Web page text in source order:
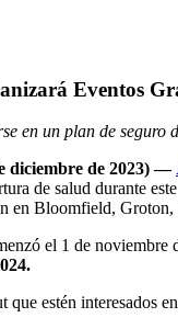
Eventos
en un plan de seguro
diciembre de 2023) —
de salud durante
en Bloomfield,
el 1 de noviembre
que estén interesados